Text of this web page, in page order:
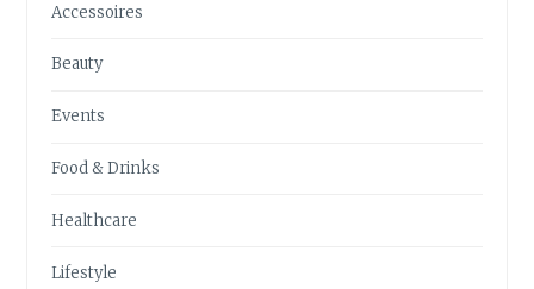
Accessoires
Beauty
Events
Food & Drinks
Healthcare
Lifestyle